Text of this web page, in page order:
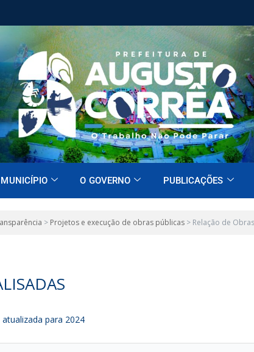
O GOVERNO PUBLICAÇÕES
> Projetos e execução de obras públicas > Relação de
para 2024